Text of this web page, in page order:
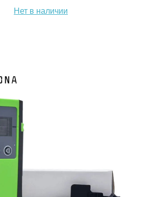
Нет в наличии